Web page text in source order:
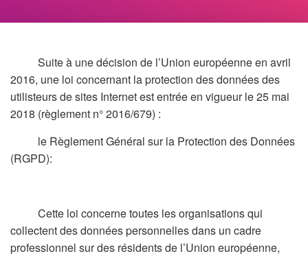
Suite à une décision de l’Union européenne en avril
2016, une loi concernant la protection des données des
utilisteurs de sites Internet est entrée en vigueur le 25 mai
2018 (règlement n° 2016/679) :​
le Règlement Général sur la Protection des Données
(RGPD):
Cette loi concerne toutes les organisations qui
collectent des données personnelles dans un cadre
professionnel sur des résidents de l’Union européenne,